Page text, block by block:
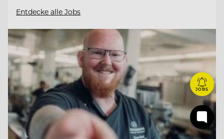
Entdecke alle Jobs
JOBS